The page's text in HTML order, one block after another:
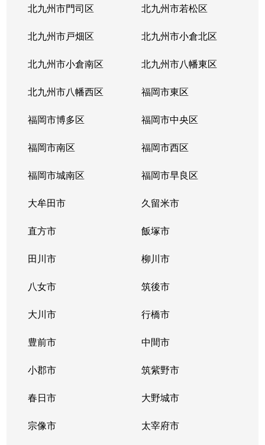
北九州市門司区 北九州市若松区
北九州市戸畑区 北九州市小倉北区
北九州市小倉南区 北九州市八幡東区
北九州市八幡西区 福岡市東区
福岡市博多区 福岡市中央区
福岡市南区 福岡市西区
福岡市城南区 福岡市早良区
大牟田市 久留米市
直方市 飯塚市
田川市 柳川市
八女市 筑後市
大川市 行橋市
豊前市 中間市
小郡市 筑紫野市
春日市 大野城市
宗像市 太宰府市